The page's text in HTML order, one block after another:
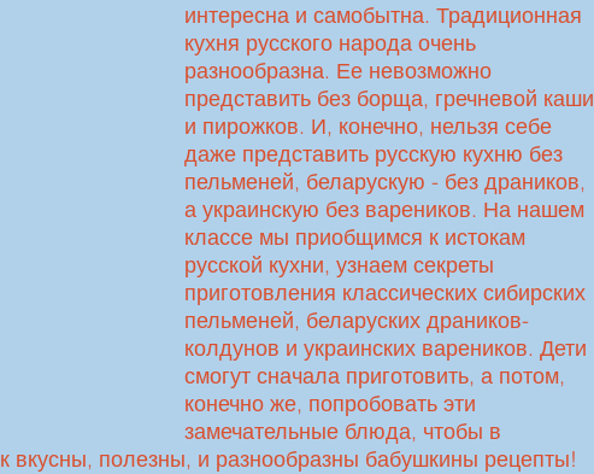
интересна и самобытна. Традиционная
кухня русского народа очень
разнообразна. Ее невозможно
представить без борща, гречневой каши
и пирожков. И, конечно, нельзя себе
даже представить русскую кухню без
пельменей, беларускую - без драников,
а украинскую без вареников. На нашем
классе мы приобщимся к истокам
русской кухни, узнаем секреты
приготовления классических сибирских
пельменей, беларуских драников-
колдунов и украинских вареников. Дети
смогут сначала приготовить, а потом,
конечно же, попробовать эти
замечательные блюда, чтобы в
вкусны, полезны, и разнообразны бабушкины рецепты!